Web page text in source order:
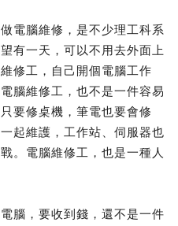
電腦維修，是不少理工科系
有一天，可以不用去外面上
修工，自己開個電腦工作
腦維修工，也不是一件容易
要修桌機，筆電也要會修
起維護，工作站、伺服器也
。電腦維修工，也是一種人
腦，要收到錢，還不是一件